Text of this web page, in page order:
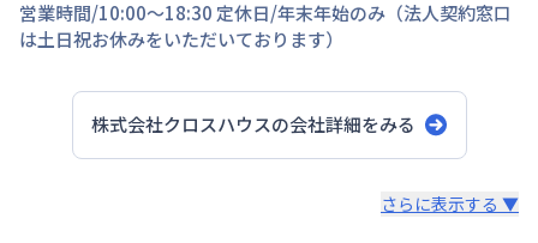
営業時間/10:00～18:30 定休日/年末年始のみ（法人契約窓口
は土日祝お休みをいただいております）
株式会社クロスハウスの会社詳細をみる
さらに表示する ▼